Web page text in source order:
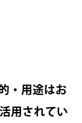
・用途はお
用されてい